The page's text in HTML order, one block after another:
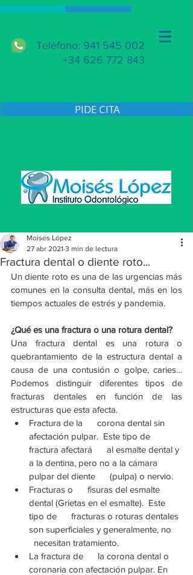
Teléfono: 941 545 002
+34 626 772 843
PIDE CITA
Fractura dental o diente roto...
Moisés López
27 abr 2021 3 min de lectura
Un diente roto es una de las urgencias más
comunes en la consulta dental, más en los
tiempos actuales de estrés y pandemia.
¿Qué es una fractura o una rotura dental?
Una fractura dental es una rotura o
quebrantamiento de la estructura dental a
causa de una contusión o golpe, caries…
Podemos distinguir diferentes tipos de
fracturas dentales en función de las
estructuras que esta afecta.
Fractura de la      corona dental sin
afectación pulpar.  Este tipo de
fractura afectará      al esmalte dental y
a la dentina, pero no a la cámara
pulpar del diente      (pulpa) o nervio.
Fracturas o      fisuras del esmalte
dental (Grietas en el esmalte).  Este
tipo de      fracturas o roturas dentales
son superficiales y generalmente, no
  necesitan tratamiento.
La fractura de      la corona dental o
coronaria con afectación pulpar. En